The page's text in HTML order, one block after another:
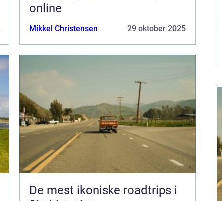
online
Mikkel Christensen 29 oktober 2025
De mest ikoniske roadtrips i